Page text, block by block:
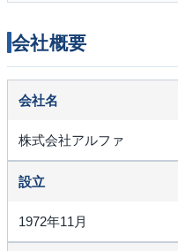
会社概要
会社名
株式会社アルファ
設立
1972年11月